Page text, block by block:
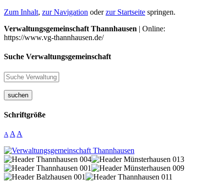
Zum Inhalt, zur Navigation oderzur Startseite springen.
Verwaltungsgemeinschaft Thannhausen | Online:
https://www.vg-thannhausen.de/
Suche Verwaltungsgemeinschaft
suchen
Schriftgröße
A A A